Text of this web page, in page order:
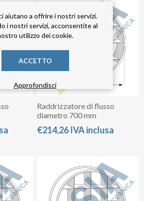
Raddrizzatore di flusso
diametro 700 mm
€214,26 IVA inclusa
aiutano a offrire i nostri servizi.
i nostri servizi, acconsentite al
utilizzo dei cookie.
ACCETTO
Approfondisci